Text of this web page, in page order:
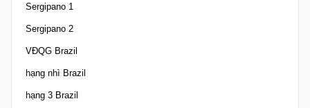
Sergipano 1
Sergipano 2
VĐQG Brazil
hạng nhì Brazil
hạng 3 Brazil